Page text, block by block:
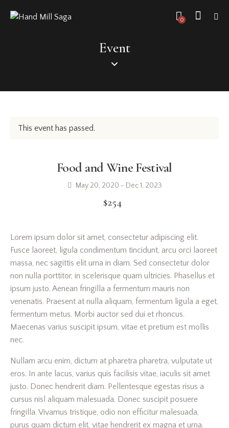
0
Event
This event has passed.
Food and Wine Festival
May 20, 2020 - Dec 1, 2023
$254
Lorem ipsum dolor sit amet, consectetur adipiscing elit.
Fusce laoreet, ligula condimentum tincidunt, arcu orci laoreet
massa, nec sagittis elit urna in diam. Sed consectetur dolor
non nulla porttitor, in scelerisque quam ultricies. Phasellus et
ipsum justo. Aenean fringilla a fermentum mauris non
venenatis. Praesent at nulla aliquam, fermentum ligula a eget,
fermentum metus. Morbi auctor sed dui et rhoncus.
Maecenas varius suscipit ipsum, vitae et pretium est mollis
nec.
Nullam arcu enim, dictum at pharetra pharetra, vulputate ut
eros. In ante lacus, varius quis facilisis vitae, iaculis sit amet
justo. Donec hendrerit diam. Pellentesque egestas risus a
cursus nisl aliquam malesuada. Donec suscipit posuere
fringilla. Vivamus tristique, odio non efficitur malesuada,
purus quam dictum elit, vitae hendrerit ex magna et urna.